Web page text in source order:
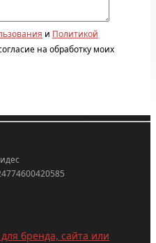
и Политикой
на обработку моих
бренда, сайта или